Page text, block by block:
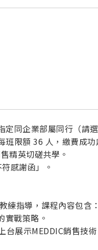
定同企業部屬同行（請
班限額 36 人，繳費成功
精英切磋共學。
感謝函」。
練指導，課程內容包含
實戰策略。
台展示MEDDIC銷售技